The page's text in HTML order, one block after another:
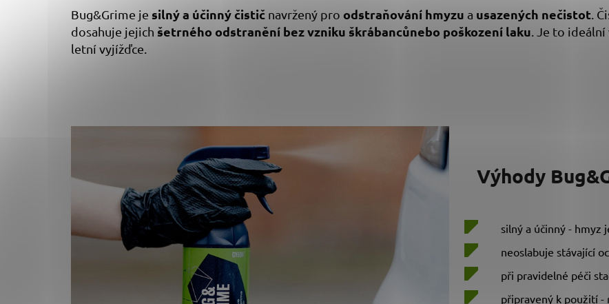
hvězdiček.
Bug&Grime je silný a účinný čistič navržený pro odstraňování hmyzu a usazených nečistot .
dosahuje jejich šetrného odstranění bez vzniku škrábancůnebo poškození laku . Je to
letní vyjížďce.
Výhody
silný a účinný - hmyz
neoslabuje stávající
při pravidelné péči
připravený k použití -